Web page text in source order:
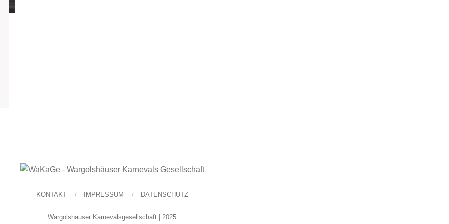
KONTAKT IMPRESSUM DATENSCHUTZ
Wargolshäuser Karnevalsgesellschaft | 2025